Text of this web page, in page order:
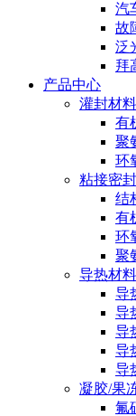
汽
故
泛
拜
产品中心
灌封材料
有
聚
环
粘接密
结
有
环
聚
导热材料
导
导
导
导
导
凝胶/果
氟